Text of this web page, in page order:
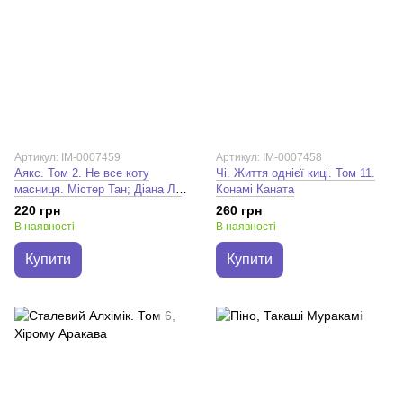
Артикул: IM-0007459
Аякс. Том 2. Не все коту
масниця. Містер Тан; Діана Ле
Феєр
220 грн
В наявності
Купити
Артикул: IM-0007458
Чі. Життя однієї киці. Том 11.
Конамі Каната
260 грн
В наявності
Купити